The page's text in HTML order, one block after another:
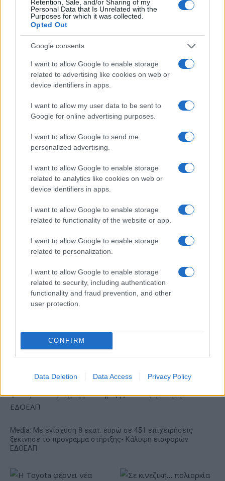
Retention, Sale, and/or Sharing of my
Personal Data that Is Unrelated with the
Purposes for which it was collected.
Opted Out
Google consents
I want to allow Google to enable storage
related to advertising like cookies on web or
device identifiers in apps.
I want to allow my user data to be sent to
Google for online advertising purposes.
I want to allow Google to send me
personalized advertising.
I want to allow Google to enable storage
related to analytics like cookies on web or
device identifiers in apps.
I want to allow Google to enable storage
related to functionality of the website or app.
I want to allow Google to enable storage
related to personalization.
I want to allow Google to enable storage
related to security, including authentication
functionality and fraud prevention, and other
user protection.
CONFIRM
Data Deletion Data Access Privacy Policy
Εθνική Παίδων: Κόντρα στο Ισραήλ για την πρώτη νίκη στο
Ευρωμπάσκετ U16 (live stream)
Εθνική Κορασίδων:
2/2 στο Ευρωμπάσκετ (live
Fourlis: Συμφωνία για την
Sofia South Ring Mall έναντι
Β.Σ. Καρούλιας: Τζίρος 98,7 εκατ. ευρώ και αύξηση κερδών
57% - Τα νέα στοιχήματα σε low & non alcohol
σύμβουλος της ΔΕΗ για την
είσοδο στην πολωνική
Media: Με ενίσχυση 8 εκατ. ευρώ σε 451 επιχειρήσεις
ξεκίνησε το πρόγραμμα στήριξης- Κάλυψη εισφορών
ΕΔΟΕΑΠ